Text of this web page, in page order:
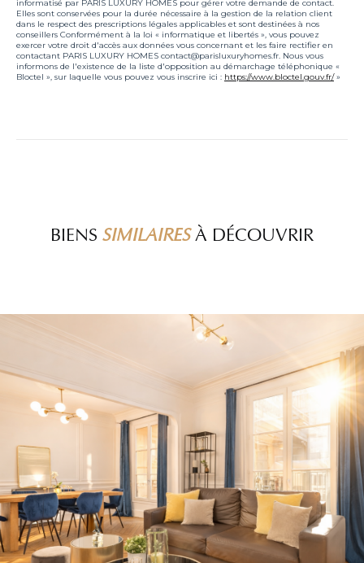
informatisé par PARIS LUXURY HOMES pour gérer votre demande de contact.
Elles sont conservées pour la durée nécessaire à la gestion de la relation client
dans le respect des prescriptions légales applicables et sont destinées à nos
conseillers Conformément à la loi « informatique et libertés », vous pouvez
exercer votre droit d'accès aux données vous concernant et les faire rectifier en
contactant PARIS LUXURY HOMES contact@parisluxuryhomes.fr. Nous vous
informons de l'existence de la liste d'opposition au démarchage téléphonique «
Bloctel », sur laquelle vous pouvez vous inscrire ici : https://www.bloctel.gouv.fr/»
BIENS SIMILAIRESÀ DÉCOUVRIR